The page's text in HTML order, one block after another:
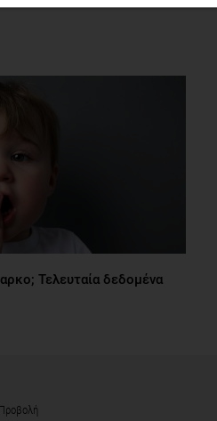
Τελευταία δεδομένα
Προβολή